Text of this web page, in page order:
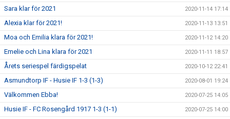
Sara klar för 2021 2020-11-14 17:14
Alexia klar för 2021! 2020-11-13 13:51
Moa och Emilia klara för 2021! 2020-11-12 14:20
Emelie och Lina klara för 2021 2020-11-11 18:57
Årets seriespel färdigspelat 2020-10-12 22:41
Asmundtorp IF - Husie IF 1-3 (1-3) 2020-08-01 19:24
Välkommen Ebba! 2020-07-25 14:05
Husie IF - FC Rosengård 1917 1-3 (1-1) 2020-07-25 14:00